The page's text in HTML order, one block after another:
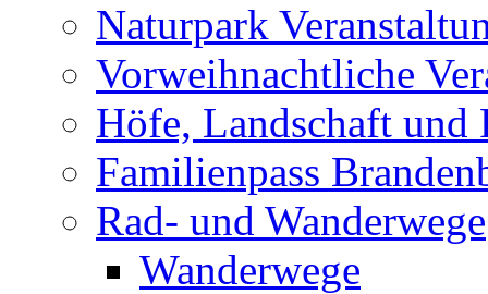
Naturpark
Vorweihnachtliche
Höfe, Landschaft und
Familienpass
Rad- und Wanderwege
Wanderwege